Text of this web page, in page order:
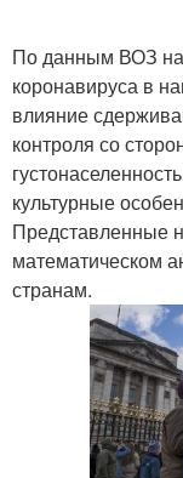
По данным ВОЗ на
коронавируса в
влияние
контроля со
культурные
Представленные
математическом
странам.